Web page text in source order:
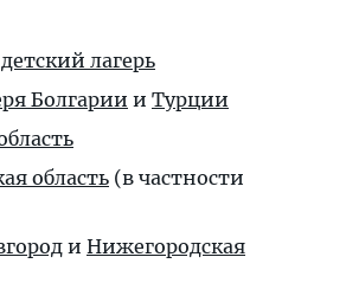
лагерь
Болгарии и Турции
область (в частности
и Нижегородская